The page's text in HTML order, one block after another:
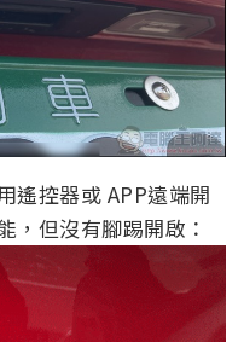
遙控器或 APP遠端開
，但沒有腳踢開啟：